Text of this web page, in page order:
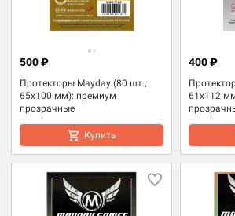
Протекторы Mayday (80 шт.,
65x100 мм): премиум
прозрачные
500 ₽
Купить
61x112
400 ₽